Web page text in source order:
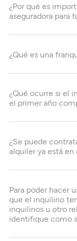
¿Por qué es
aseguradora para
¿Qué es una
¿Qué ocurre si el
el primer año
¿Se puede
alquiler ya está en
Para poder hacer
que el inquilino
inquilinos u otro
identifique como